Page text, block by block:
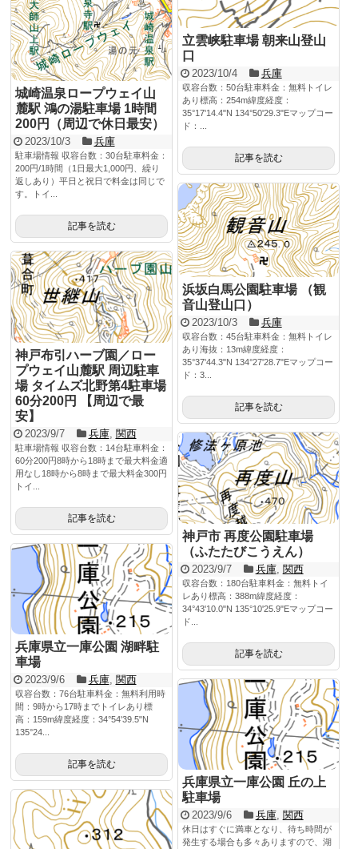
立雲峡駐車場 朝来山登山
口
2023/10/4 兵庫
収容台数：50台駐車料金：無料トイレ
あり標高：254m緯度経度：
35°17'14.4"N 134°50'29.3"Eマップコー
ド：...
記事を読む
城崎温泉ロープウェイ山
麓駅 鴻の湯駐車場 1時間
200円（周辺で休日最安）
2023/10/3 兵庫
駐車場情報 収容台数：30台駐車料金：
200円/1時間（1日最大1,000円、繰り
返しあり）平日と祝日で料金は同じで
す。トイ...
記事を読む
浜坂白馬公園駐車場 （観
音山登山口）
2023/10/3 兵庫
収容台数：45台駐車料金：無料トイレ
あり海抜：13m緯度経度：
35°37'44.3"N 134°27'28.7"Eマップコー
ド：3...
記事を読む
神戸布引ハーブ園／ロー
プウェイ山麓駅 周辺駐車
場 タイムズ北野第4駐車場
60分200円 【周辺で最
安】
2023/9/7 兵庫, 関西
駐車場情報 収容台数：14台駐車料金：
60分200円8時から18時まで最大料金適
用なし18時から8時まで最大料金300円
トイ...
記事を読む
神戸市 再度公園駐車場
（ふたたびこうえん）
2023/9/7 兵庫, 関西
収容台数：180台駐車料金：無料トイ
レあり標高：388m緯度経度：
34°43'10.0"N 135°10'25.9"Eマップコー
ド...
記事を読む
兵庫県立一庫公園 湖畔駐
車場
2023/9/6 兵庫, 関西
収容台数：76台駐車料金：無料利用時
間：9時から17時までトイレあり標
高：159m緯度経度：34°54'39.5"N
135°24...
記事を読む
兵庫県立一庫公園 丘の上
駐車場
2023/9/6 兵庫, 関西
休日はすぐに満車となり、待ち時間が
発生する場合も多々ありますので、湖